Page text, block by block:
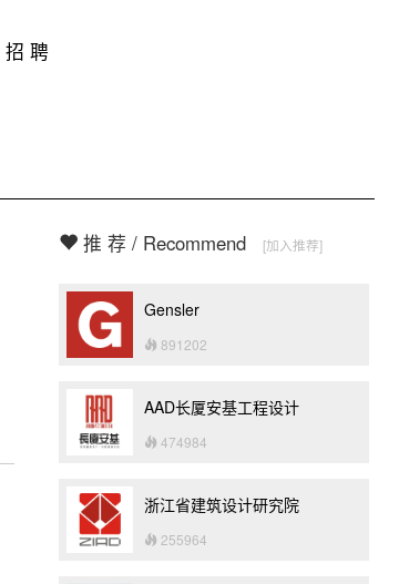
招 聘
推 荐 / Recommend [加入推荐]
Gensler
891202
AAD长厦安基工程设计
474984
浙江省建筑设计研究院
255964